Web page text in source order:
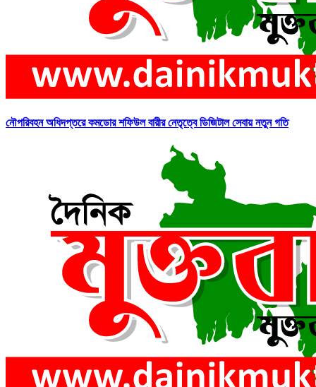
নৌপরিবহন অধিদপ্তরে কমডোর শফিউল বারীর নেতৃত্বে ডিজিটাল সেবায় নতুন গতি